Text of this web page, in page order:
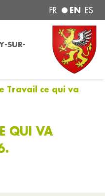
FR EN ES
SUR-
Travail ce qui va
QUI VA